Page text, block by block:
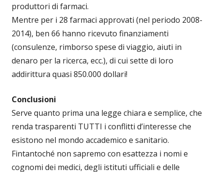
produttori di farmaci.
Mentre per i 28 farmaci approvati (nel periodo 2008-
2014), ben 66 hanno ricevuto finanziamenti
(consulenze, rimborso spese di viaggio, aiuti in
denaro per la ricerca, ecc.), di cui sette di loro
addirittura quasi 850.000 dollari!
Conclusioni
Serve quanto prima una legge chiara e semplice, che
renda trasparenti TUTTI i conflitti d’interesse che
esistono nel mondo accademico e sanitario.
Fintantoché non sapremo con esattezza i nomi e
cognomi dei medici, degli istituti ufficiali e delle